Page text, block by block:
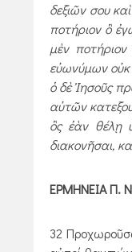
δεξιῶν σου
ποτήριον ὃ
μὲν
εὐωνύμων οὐκ
ὁ δὲ Ἰησοῦς
αὐτῶν
ὃς ἐὰν θέλῃ
διακονῆσαι,
ΕΡΜΗΝΕΙΑ Π.
32